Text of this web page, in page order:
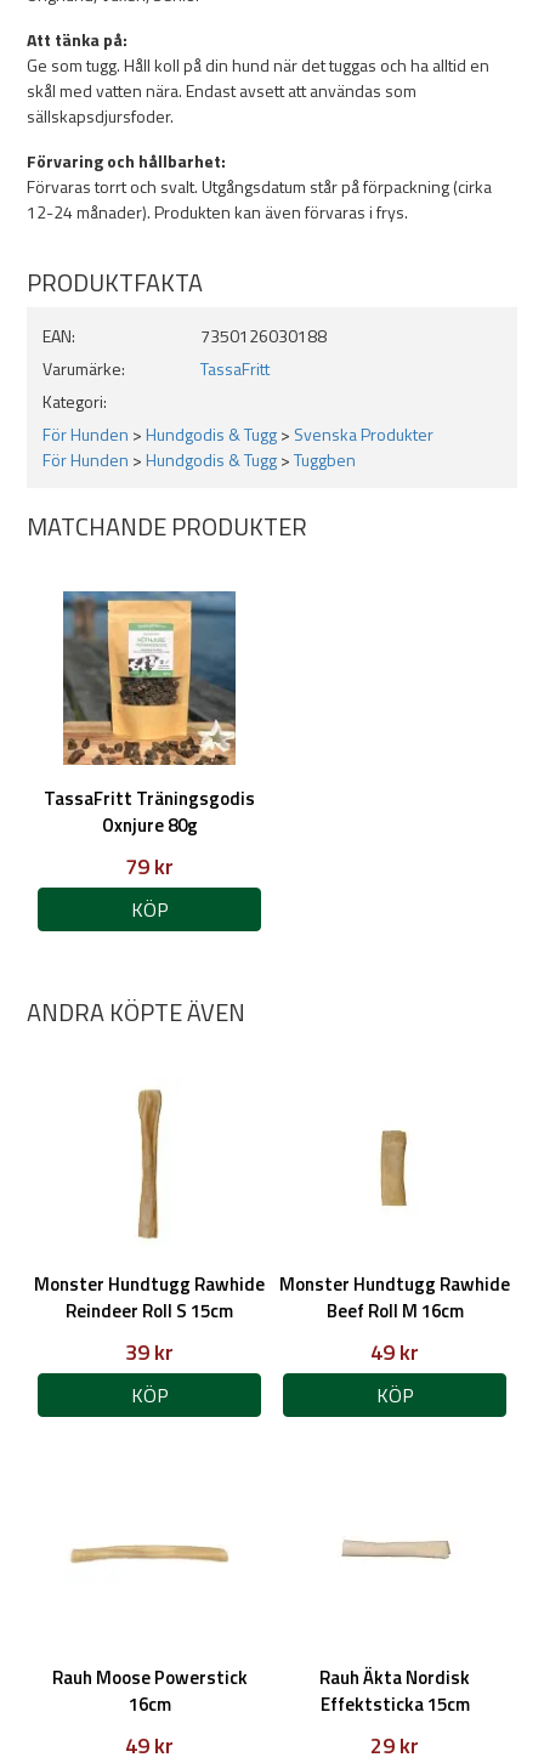
Att tänka på:
Ge som tugg. Håll koll på din hund när det tuggas och ha alltid en
skål med vatten nära. Endast avsett att användas som
sällskapsdjursfoder.
Förvaring och hållbarhet:
Förvaras torrt och svalt. Utgångsdatum står på förpackning (cirka
12-24 månader). Produkten kan även förvaras i frys.
PRODUKTFAKTA
EAN:
7350126030188
Varumärke:
TassaFritt
Kategori:
För Hunden >Hundgodis & Tugg> Svenska Produkter
För Hunden >Hundgodis & Tugg>Tuggben
MATCHANDE PRODUKTER
TassaFritt Träningsgodis
Oxnjure 80g
79 kr
KÖP
ANDRA KÖPTE ÄVEN
Monster Hundtugg Rawhide
Reindeer Roll S 15cm
39 kr
KÖP
Monster Hundtugg Rawhide
Beef Roll M 16cm
49 kr
KÖP
Rauh Moose Powerstick
16cm
49 kr
Rauh Äkta Nordisk
Effektsticka 15cm
29 kr